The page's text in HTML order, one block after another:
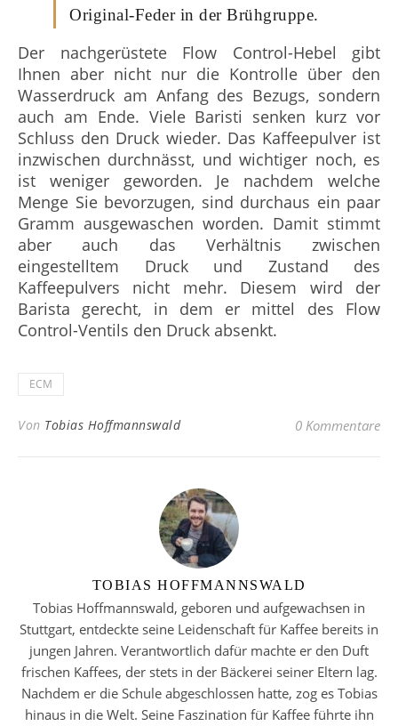
Original-Feder in der Brühgruppe.
Der nachgerüstete Flow Control-Hebel gibt
Ihnen aber nicht nur die Kontrolle über den
Wasserdruck am Anfang des Bezugs, sondern
auch am Ende. Viele Baristi senken kurz vor
Schluss den Druck wieder. Das Kaffeepulver ist
inzwischen durchnässt, und wichtiger noch, es
ist weniger geworden. Je nachdem welche
Menge Sie bevorzugen, sind durchaus ein paar
Gramm ausgewaschen worden. Damit stimmt
aber auch das Verhältnis zwischen
eingestelltem Druck und Zustand des
Kaffeepulvers nicht mehr. Diesem wird der
Barista gerecht, in dem er mittel des Flow
Control-Ventils den Druck absenkt.
ECM
Von Tobias Hoffmannswald 0 Kommentare
TOBIAS HOFFMANNSWALD
Tobias Hoffmannswald, geboren und aufgewachsen in
Stuttgart, entdeckte seine Leidenschaft für Kaffee bereits in
jungen Jahren. Verantwortlich dafür machte er den Duft
frischen Kaffees, der stets in der Bäckerei seiner Eltern lag.
Nachdem er die Schule abgeschlossen hatte, zog es Tobias
hinaus in die Welt. Seine Faszination für Kaffee führte ihn